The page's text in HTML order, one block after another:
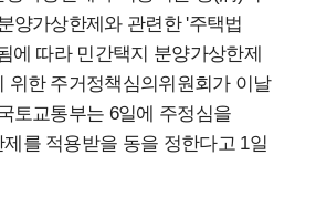
양가상한제와 관련한 '주택법
에 따라 민간택지 분양가상한제
위한 주거정책심의위원회가 이날
토교통부는 6일에 주정심을
를 적용받을 동을 정한다고 1일